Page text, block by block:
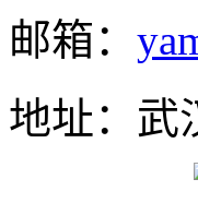
邮箱：
地址：武